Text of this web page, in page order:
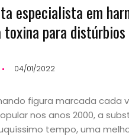
especialista em
para
04/01/2022
figura marcada cada
nos anos 2000, a
tempo, uma